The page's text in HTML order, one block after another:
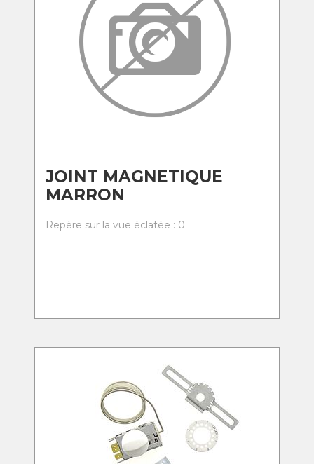
JOINT MAGNETIQUE
MARRON
Repère sur la vue éclatée : 0